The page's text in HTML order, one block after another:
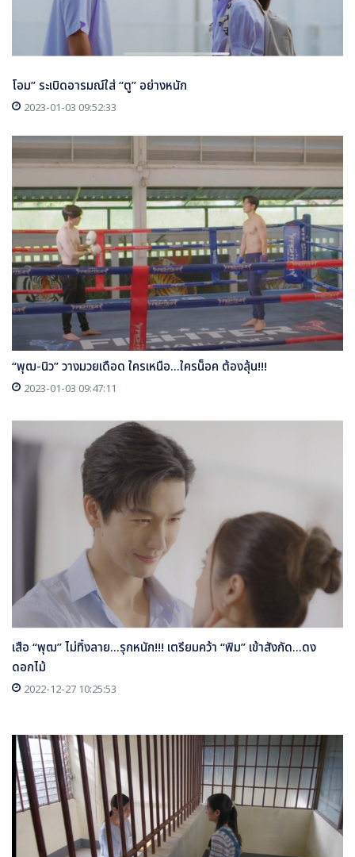
โอม” ระเบิดอารมณ์ใส่ “ตู” อย่างหนัก
2023-01-03 09:52:33
“พุฒ-นิว” วางมวยเดือด ใครเหนือ...ใครน็อค ต้องลุ้น!!!
2023-01-03 09:47:11
เสือ “พุฒ” ไม่ทิ้งลาย...รุกหนัก!!! เตรียมคว้า “พิม” เข้าสังกัด...ดง
ดอกไม้
2022-12-27 10:25:53